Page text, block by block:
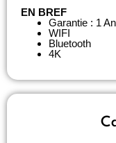
EN BREF
Garantie : 1 An
WIFI
Bluetooth
4K